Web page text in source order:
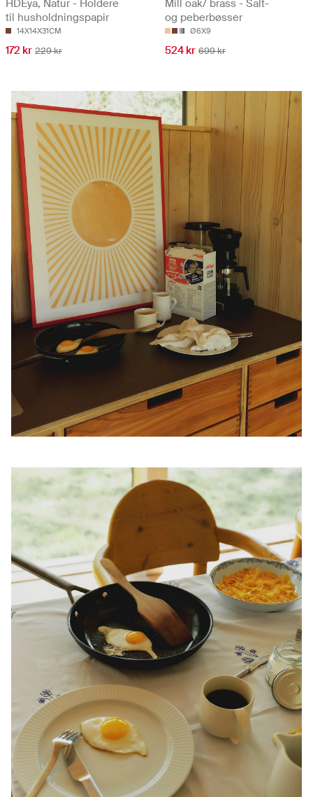
HDEya, Natur - Holdere
til husholdningspapir
14X14X31CM
172 kr 229 kr
Mill oak/ brass - Salt-
og peberbøsser
Ø6X9
524 kr 699 kr
Shop produkterne